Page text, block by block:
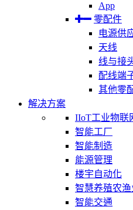
App
零配件
电源供
天线
线与接
配线端
其他零
解决方案
IIoT工业物联
智能工厂
智能制造
能源管理
楼宇自动化
智慧养殖农渔
智能交通